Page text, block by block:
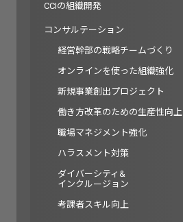
CCIの組織開発
コンサルテーション
経営幹部の戦略チームづくり
オンラインを使った組織強化
新規事業創出プロジェクト
働き方改革のための生産性向上
職場マネジメント強化
ハラスメント対策
ダイバーシティ&
インクルージョン
考課者スキル向上